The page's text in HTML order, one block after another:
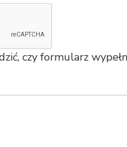
czy formularz